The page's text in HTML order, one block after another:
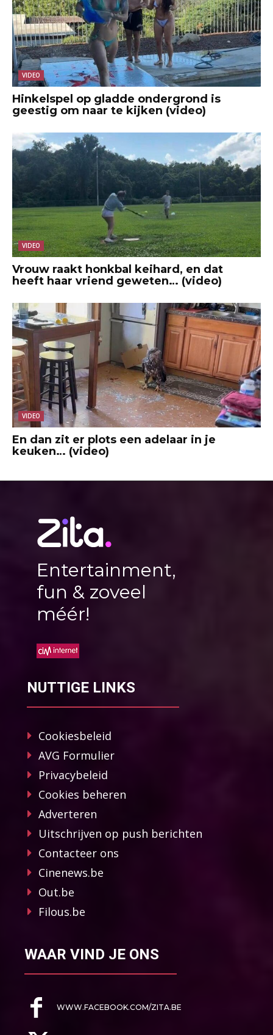
VIDEO
Hinkelspel op gladde ondergrond is
geestig om naar te kijken (video)
VIDEO
Vrouw raakt honkbal keihard, en dat
heeft haar vriend geweten… (video)
VIDEO
En dan zit er plots een adelaar in je
keuken… (video)
Entertainment,
fun & zoveel
méér!
NUTTIGE LINKS
Cookiesbeleid
AVG Formulier
Privacybeleid
Cookies beheren
Adverteren
Uitschrijven op push berichten
Contacteer ons
Cinenews.be
Out.be
Filous.be
WAAR VIND JE ONS
WWW.FACEBOOK.COM/ZITA.BE